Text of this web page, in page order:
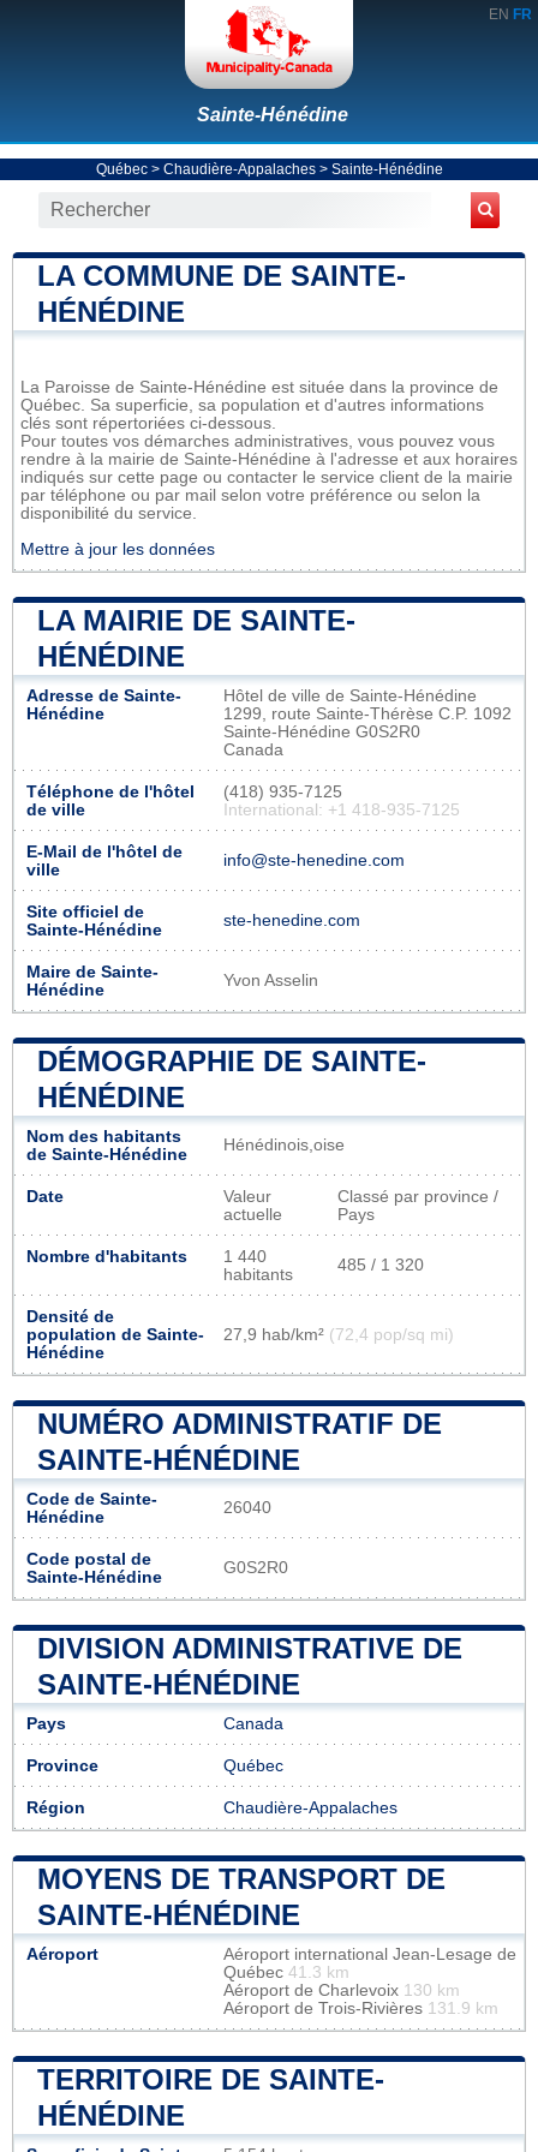
EN FR
Sainte-Hénédine
Québec> Chaudière-Appalaches> Sainte-Hénédine
LA COMMUNE DE SAINTE-
HÉNÉDINE
La Paroisse de Sainte-Hénédine est située dans la province de
Québec. Sa superficie, sa population et d'autres informations
clés sont répertoriées ci-dessous.
Pour toutes vos démarches administratives, vous pouvez vous
rendre à la mairie de Sainte-Hénédine à l'adresse et aux horaires
indiqués sur cette page ou contacter le service client de la mairie
par téléphone ou par mail selon votre préférence ou selon la
disponibilité du service.
Mettre à jour les données
LA MAIRIE DE SAINTE-
HÉNÉDINE
Adresse de Sainte-
Hénédine
Hôtel de ville de Sainte-Hénédine
1299, route Sainte-Thérèse C.P. 1092
Sainte-Hénédine G0S2R0
Canada
Téléphone de l'hôtel
de ville
(418) 935-7125
International: +1 418-935-7125
E-Mail de l'hôtel de
ville
info@ste-henedine.com
Site officiel de
Sainte-Hénédine
ste-henedine.com
Maire de Sainte-
Hénédine
Yvon Asselin
DÉMOGRAPHIE DE SAINTE-
HÉNÉDINE
Nom des habitants
de Sainte-Hénédine
Hénédinois,oise
Date
Valeur
actuelle
Classé par province /
Pays
Nombre d'habitants
1 440
habitants
485 / 1 320
Densité de
population de Sainte-
Hénédine
27,9 hab/km² (72,4 pop/sq mi)
NUMÉRO ADMINISTRATIF DE
SAINTE-HÉNÉDINE
Code de Sainte-
Hénédine
26040
Code postal de
Sainte-Hénédine
G0S2R0
DIVISION ADMINISTRATIVE DE
SAINTE-HÉNÉDINE
Pays Canada
Province Québec
Région Chaudière-Appalaches
MOYENS DE TRANSPORT DE
SAINTE-HÉNÉDINE
Aéroport
Aéroport international Jean-Lesage de
Québec 41.3 km
Aéroport de Charlevoix 130 km
Aéroport de Trois-Rivières 131.9 km
TERRITOIRE DE SAINTE-
HÉNÉDINE